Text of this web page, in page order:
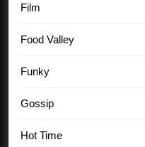
Film
Food Valley
Funky
Gossip
Hot Time